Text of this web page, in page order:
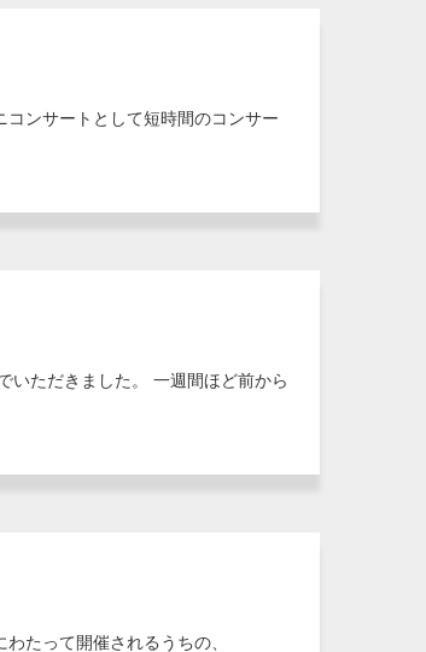
ンサートとして短時間のコンサー
いただきました。 一週間ほど前から
たって開催されるうちの、